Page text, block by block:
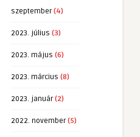
szeptember(4)
2023. július (3)
2023. május (6)
2023. március (8)
2023. január(2)
2022. november(5)